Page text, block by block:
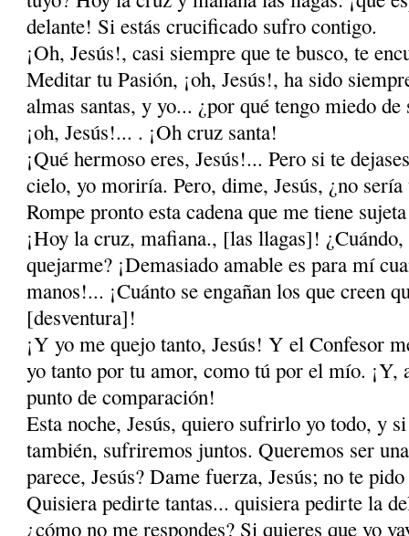
delante! Si estás crucificado sufro contigo.
¡Oh, Jesús!, casi siempre que te busco, te
Meditar tu Pasión, ¡oh, Jesús!, ha sido
almas santas, y yo... ¿por qué tengo miedo de
¡oh, Jesús!... . ¡Oh cruz santa!
¡Qué hermoso eres, Jesús!... Pero si te
cielo, yo moriría. Pero, dime, Jesús, ¿no
Rompe pronto esta cadena que me tiene
¡Hoy la cruz, mafiana., [las llagas]! ¿Cuándo,
quejarme? ¡Demasiado amable es para mí
manos!... ¡Cuánto se engañan los que creen
[desventura]!
¡Y yo me quejo tanto, Jesús! Y el Confesor
yo tanto por tu amor, como tú por el mío. ¡Y,
punto de comparación!
Esta noche, Jesús, quiero sufrirlo yo todo, y
también, sufriremos juntos. Queremos ser
parece, Jesús? Dame fuerza, Jesús; no te
Quisiera pedirte tantas... quisiera pedirte la
¿cómo no me respondes? Si quieres que yo